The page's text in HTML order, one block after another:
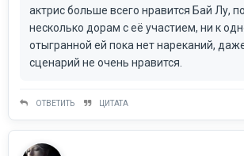
актрис больше всего нравится Бай Лу,
несколько дорам с её участием, ни к
отыгранной ей пока нет нареканий,
сценарий не очень нравится.
ОТВЕТИТЬ ЦИТАТА